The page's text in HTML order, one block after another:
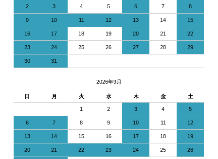
2 3 4 5 6 7 8
9 10 11 12 13 14 15
16 17 18 19 20 21 22
23 24 25 26 27 28 29
30 31
2026年9月
日 月 火 水 木 金 土
1 2 3 4 5
6 7 8 9 10 11 12
13 14 15 16 17 18 19
20 21 22 23 24 25 26